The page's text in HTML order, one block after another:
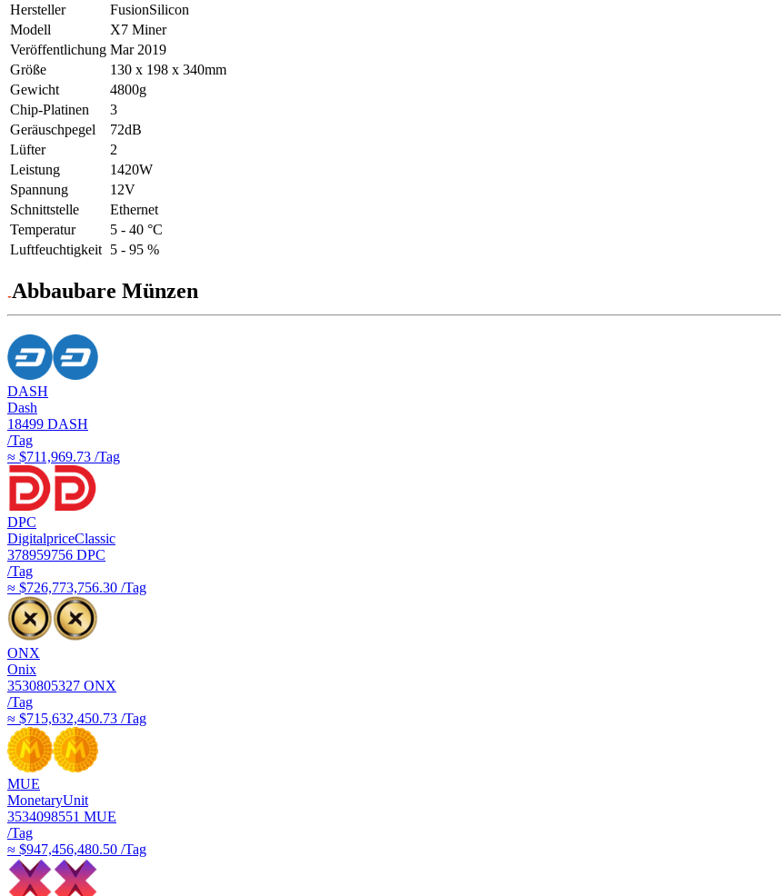
Hersteller
FusionSilicon
Modell
X7 Miner
Veröffentlichung Mar 2019
Größe
130 x 198 x 340mm
Gewicht
4800g
Chip-Platinen
3
Geräuschpegel
72dB
Lüfter
2
Leistung
1420W
Spannung
12V
Schnittstelle
Ethernet
Temperatur
5 - 40 °C
Luftfeuchtigkeit 5 - 95 %
Abbaubare Münzen
DASH
Dash
18499 DASH
/Tag
≈ $711,969.73 /Tag
DPC
DigitalpriceClassic
378959756 DPC
/Tag
≈ $726,773,756.30 /Tag
ONX
Onix
3530805327 ONX
/Tag
≈ $715,632,450.73 /Tag
MUE
MonetaryUnit
3534098551 MUE
/Tag
≈ $947,456,480.50 /Tag